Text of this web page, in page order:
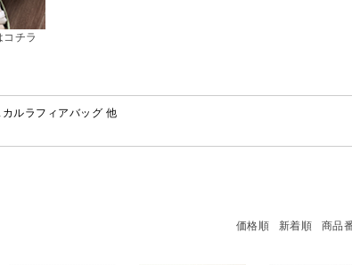
チラ
カルラフィアバッグ 他
価格順 新着順 商品